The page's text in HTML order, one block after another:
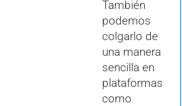
También
podemos
colgarlo de
una manera
sencilla en
plataformas
como